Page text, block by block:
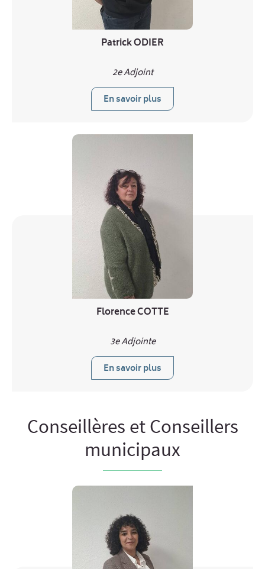
Patrick ODIER
2e Adjoint
En savoir plus
Florence COTTE
3e Adjointe
En savoir plus
Conseillères et Conseillers
municipaux